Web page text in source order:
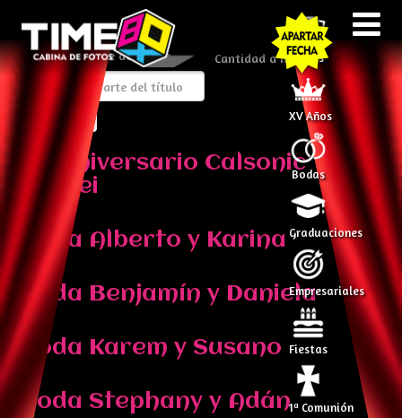
Todos
XV Años
Bodas
Graduaciones
Empresariales
Fiestas
1ª Comunión
Introduzca parte del título Cantidad a mostrar
80 Aniversario Calsonic
Kansei
Boda Alberto y Karina
Boda Benjamín y Daniela
Boda Karem y Susano
Boda Stephany y Adán